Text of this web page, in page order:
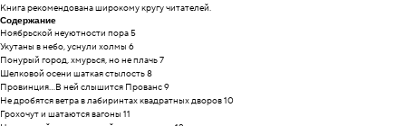
Книга рекомендована широкому кругу читателей.
Содержание
Ноябрьской неуютности пора 5
Укутаны в небо, уснули холмы 6
Понурый город, хмурься, но не плачь 7
Шелковой осени шаткая стылость 8
Провинция...В ней слышится Прованс 9
Не дробятся ветра в лабиринтах квадратных дворов 10
Грохочут и шатаются вагоны 11